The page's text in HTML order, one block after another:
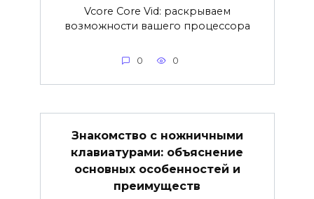
Vcore Core Vid: раскрываем
возможности вашего процессора
0 0
Знакомство с ножничными
клавиатурами: объяснение
основных особенностей и
преимуществ